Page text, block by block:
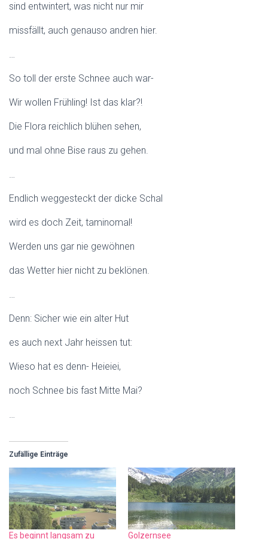
sind entwintert, was nicht nur mir
missfällt, auch genauso andren hier.
…
So toll der erste Schnee auch war-
Wir wollen Frühling! Ist das klar?!
Die Flora reichlich blühen sehen,
und mal ohne Bise raus zu gehen.
…
Endlich weggesteckt der dicke Schal
wird es doch Zeit, taminomal!
Werden uns gar nie gewöhnen
das Wetter hier nicht zu beklönen.
…
Denn: Sicher wie ein alter Hut
es auch next Jahr heissen tut:
Wieso hat es denn- Heieiei,
noch Schnee bis fast Mitte Mai?
…
Zufällige Einträge
Es beginnt langsam zu Golzernsee